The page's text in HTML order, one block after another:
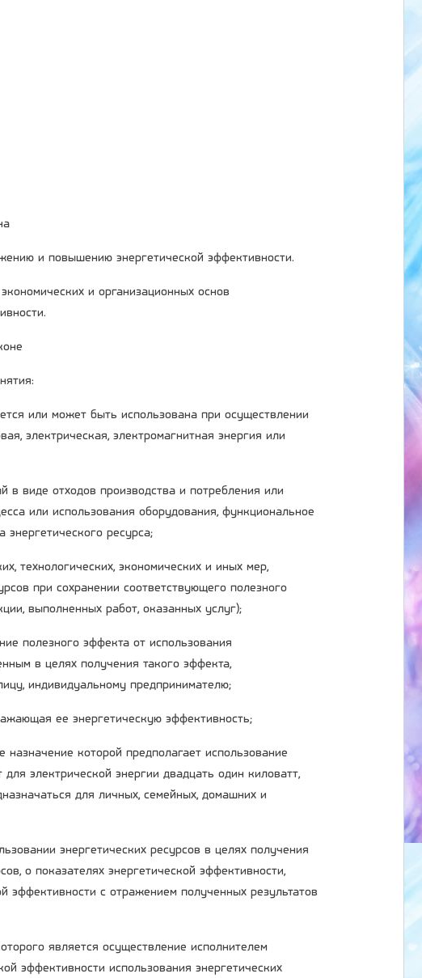
и повышению энергетической эффективности.
и организационных основ
или может быть использована при осуществлении
электрическая, электромагнитная энергия или
в виде отходов производства и потребления или
или использования оборудования, функциональное
энергетического ресурса;
технологических, экономических и иных мер,
при сохранении соответствующего полезного
выполненных работ, оказанных услуг);
полезного эффекта от использования
в целях получения такого эффекта,
индивидуальному предпринимателю;
ее энергетическую эффективность;
которой предполагает использование
электрической энергии двадцать один киловатт,
для личных, семейных, домашних и
энергетических ресурсов в целях получения
о показателях энергетической эффективности,
с отражением полученных результатов
является осуществление исполнителем
эффективности использования энергетических